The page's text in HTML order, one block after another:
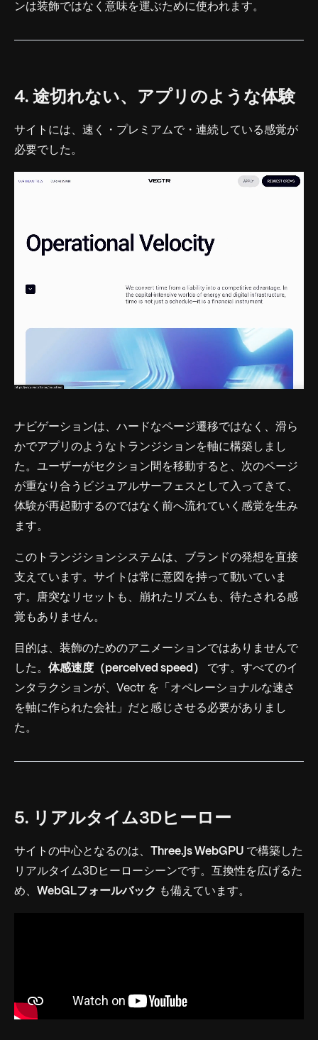
ンは装飾ではなく意味を運ぶために使われます。
4. 途切れない、アプリのような体験
サイトには、速く・プレミアムで・連続している感覚が
必要でした。
ナビゲーションは、ハードなページ遷移ではなく、滑ら
かでアプリのようなトランジションを軸に構築しまし
た。ユーザーがセクション間を移動すると、次のページ
が重なり合うビジュアルサーフェスとして入ってきて、
体験が再起動するのではなく前へ流れていく感覚を生み
ます。
このトランジションシステムは、ブランドの発想を直接
支えています。サイトは常に意図を持って動いていま
す。唐突なリセットも、崩れたリズムも、待たされる感
覚もありません。
目的は、装飾のためのアニメーションではありませんで
した。 体感速度（perceived speed）
です。すべてのイ
ンタラクションが、Vectr を「オペレーショナルな速さ
を軸に作られた会社」だと感じさせる必要がありまし
た。
5. リアルタイム3Dヒーロー
サイトの中心となるのは、 Three.js WebGPU で構築した
リアルタイム3Dヒーローシーンです。互換性を広げるた
め、 WebGLフォールバック も備えています。